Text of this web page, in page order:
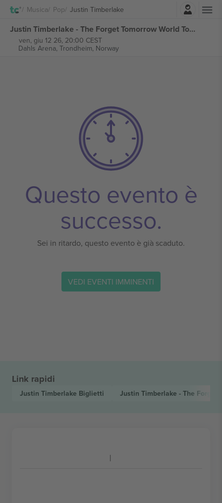
Musica Pop Justin Timberlake
Justin Timberlake - The Forget Tomorrow World Tour biglietti
ven, giu 12 26, 20:00 CEST
Dahls Arena, Trondheim, Norway
Questo evento è
successo.
Sei in ritardo, questo evento è già scaduto.
VEDI EVENTI IMMINENTI
Link rapidi
Justin Timberlake Biglietti Justin Timberlake - The Forget